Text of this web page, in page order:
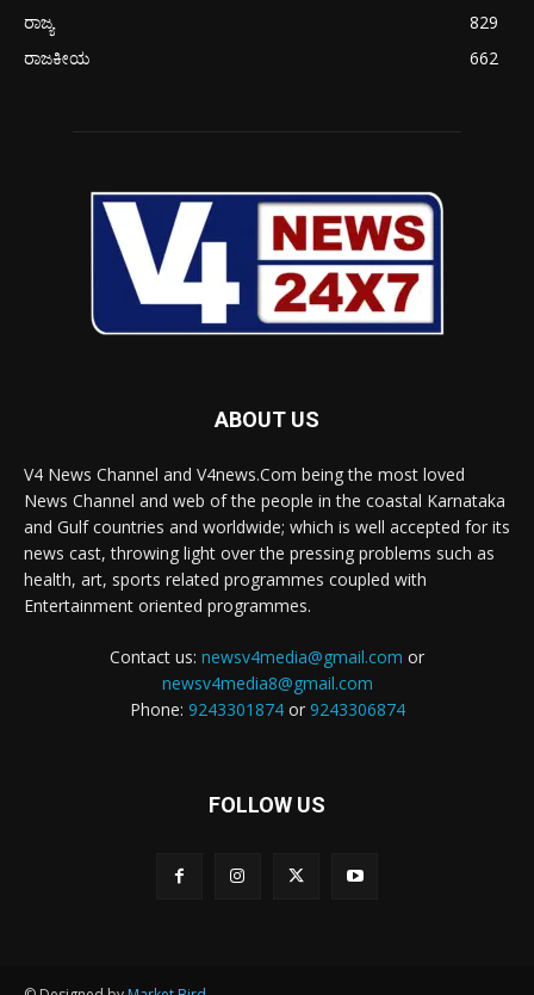
ರಾಜ್ಯ
829
ರಾಜಕೀಯ
662
ABOUT US
V4 News Channel and V4news.Com being the most loved
News Channel and web of the people in the coastal Karnataka
and Gulf countries and worldwide; which is well accepted for its
news cast, throwing light over the pressing problems such as
health, art, sports related programmes coupled with
Entertainment oriented programmes.
Contact us: newsv4media@gmail.com or
newsv4media8@gmail.com
Phone: 9243301874or 9243306874
FOLLOW US